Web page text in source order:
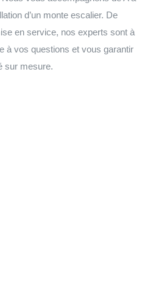
d’un monte escalier. De
en service, nos experts sont à
à vos questions et vous garantir
sur mesure.